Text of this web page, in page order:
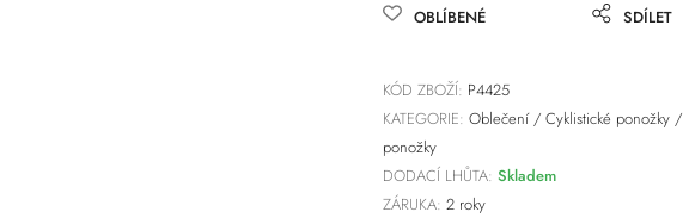
OBLÍBENÉ SDÍLET
KÓD ZBOŽÍ: P4425
KATEGORIE: Oblečení/ Cyklistické ponožky/
ponožky
DODACÍ LHŮTA: Skladem
ZÁRUKA: 2 roky